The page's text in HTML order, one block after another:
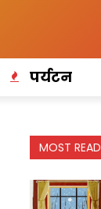
पर्यटन
MOST READ